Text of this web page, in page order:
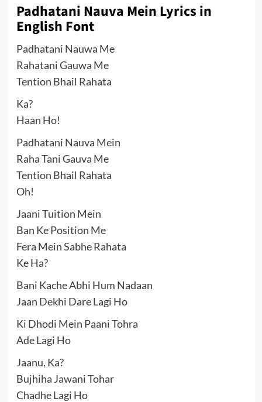
Padhatani Nauva Mein Lyrics in
English Font
Padhatani Nauwa Me
Rahatani Gauwa Me
Tention Bhail Rahata
Ka?
Haan Ho!
Padhatani Nauva Mein
Raha Tani Gauva Me
Tention Bhail Rahata
Oh!
Jaani Tuition Mein
Ban Ke Position Me
Fera Mein Sabhe Rahata
Ke Ha?
Bani Kache Abhi Hum Nadaan
Jaan Dekhi Dare Lagi Ho
Ki Dhodi Mein Paani Tohra
Ade Lagi Ho
Jaanu, Ka?
Bujhiha Jawani Tohar
Chadhe Lagi Ho